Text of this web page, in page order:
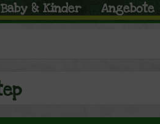
Baby & Kinder Angebote